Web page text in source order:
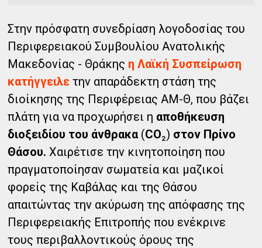
Στην πρόσφατη συνεδρίαση λογοδοσίας του
Περιφερειακού Συμβουλίου Ανατολικής
Μακεδονίας - Θράκης η Λαϊκή Συσπείρωση
κατήγγειλε την απαράδεκτη στάση της
διοίκησης της Περιφέρειας ΑΜ-Θ, που βάζει
πλάτη για να προχωρήσει η αποθήκευση
διοξειδίου του άνθρακα (CO₂) στον Πρίνο
Θάσου. Χαιρέτισε την κινητοποίηση που
πραγματοποίησαν σωματεία και μαζικοί
φορείς της Καβάλας και της Θάσου
απαιτώντας την ακύρωση της απόφασης της
Περιφερειακής Επιτροπής που ενέκρινε
τους περιβαλλοντικούς όρους της